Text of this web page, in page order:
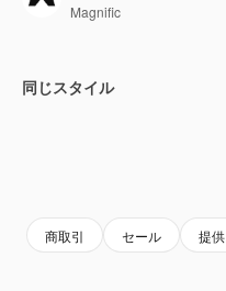
Magnific
同じスタイル
商取引 セール 提供